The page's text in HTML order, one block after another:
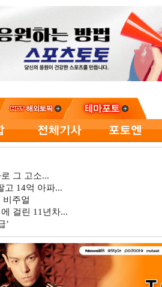
그 고소...
고 14억 아파...
주얼
걸린 11년차...
’